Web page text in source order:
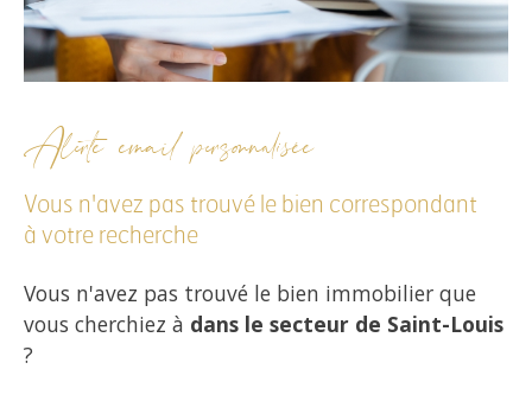
Alerte email personnalisée
Vous n'avez pas trouvé le bien correspondant
à votre recherche
Vous n'avez pas trouvé le bien immobilier que
vous cherchiez à dans le secteur de Saint-Louis
?